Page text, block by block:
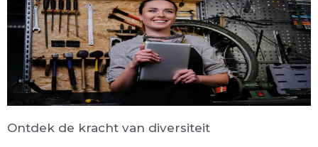
Ontdek de kracht van diversiteit